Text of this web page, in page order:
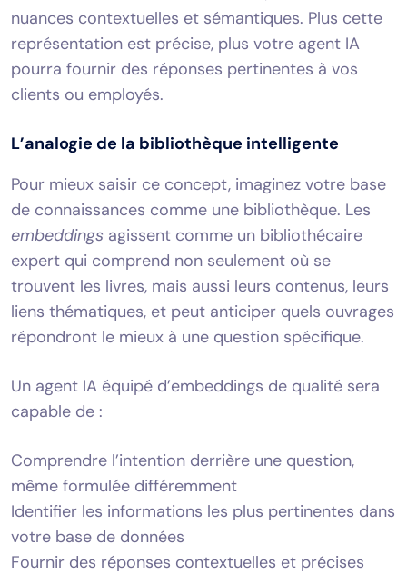
nuances contextuelles et sémantiques. Plus cette
représentation est précise, plus votre agent IA
pourra fournir des réponses pertinentes à vos
clients ou employés.
L’analogie de la bibliothèque intelligente
Pour mieux saisir ce concept, imaginez votre base
de connaissances comme une bibliothèque. Les
embeddings agissent comme un bibliothécaire
expert qui comprend non seulement où se
trouvent les livres, mais aussi leurs contenus, leurs
liens thématiques, et peut anticiper quels ouvrages
répondront le mieux à une question spécifique.
Un agent IA équipé d’embeddings de qualité sera
capable de :
Comprendre l’intention derrière une question,
même formulée différemment
Identifier les informations les plus pertinentes dans
votre base de données
Fournir des réponses contextuelles et précises